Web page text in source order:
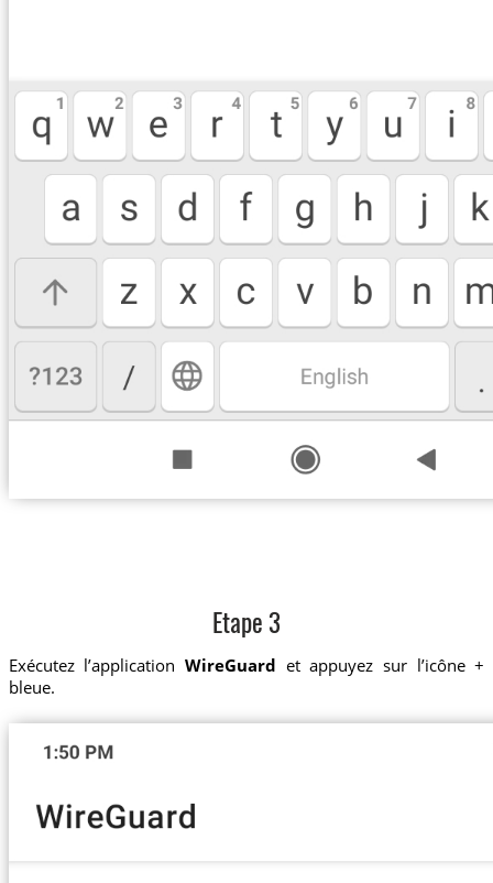
Etape 3
Exécutez l’application WireGuard et appuyez sur l’icône +
bleue.